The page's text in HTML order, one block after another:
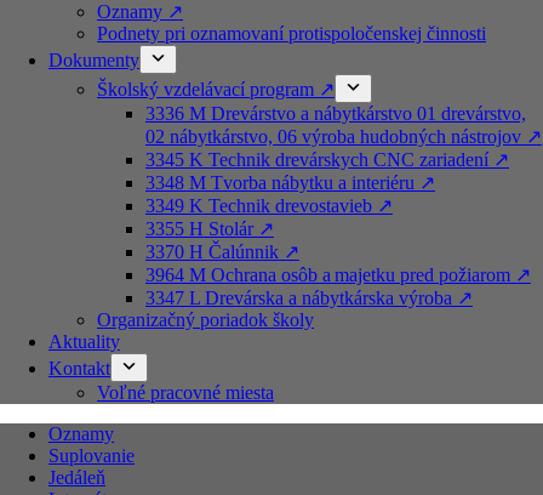
Oznamy ↗️
Podnety pri oznamovaní protispoločenskej činnosti
Dokumenty
Školský vzdelávací program ↗️
3336 M Drevárstvo a nábytkárstvo 01 drevárstvo,
02 nábytkárstvo, 06 výroba hudobných nástrojov ↗️
3345 K Technik drevárskych CNC zariadení ↗️
3348 M Tvorba nábytku a interiéru ↗️
3349 K Technik drevostavieb ↗️
3355 H Stolár ↗️
3370 H Čalúnnik ↗️
3964 M Ochrana osôb a majetku pred požiarom ↗️
3347 L Drevárska a nábytkárska výroba ↗️
Organizačný poriadok školy
Aktuality
Kontakt
Voľné pracovné miesta
Oznamy
Suplovanie
Jedáleň